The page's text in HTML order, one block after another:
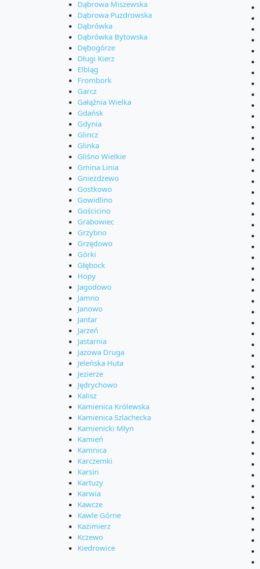
Dąbrowa Miszewska
Dąbrowa Puzdrowska
Dąbrówka
Dąbrówka Bytowska
Dębogórze
Długi Kierz
Elbląg
Frombork
Garcz
Gałąźnia Wielka
Gdańsk
Gdynia
Glincz
Glinka
Gliśno Wielkie
Gmina Linia
Gnieżdżewo
Gostkowo
Gowidlino
Gościcino
Grabowiec
Grzybno
Grzędowo
Górki
Głębock
Hopy
Jagodowo
Jamno
Janowo
Jantar
Jarzeń
Jastarnia
Jazowa Druga
Jeleńska Huta
Jezierze
Jędrychowo
Kalisz
Kamienica Królewska
Kamienica Szlachecka
Kamienicki Młyn
Kamień
Kamnica
Karczemki
Karsin
Kartuzy
Karwia
Kawcze
Kawle Górne
Kazimierz
Kczewo
Kiedrowice